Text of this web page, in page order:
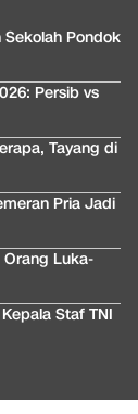
Pondok
Persib vs
Tayang di
Pria Jadi
Orang Luka-
Staf TNI